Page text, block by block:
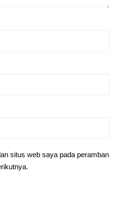
situs web saya pada peramban